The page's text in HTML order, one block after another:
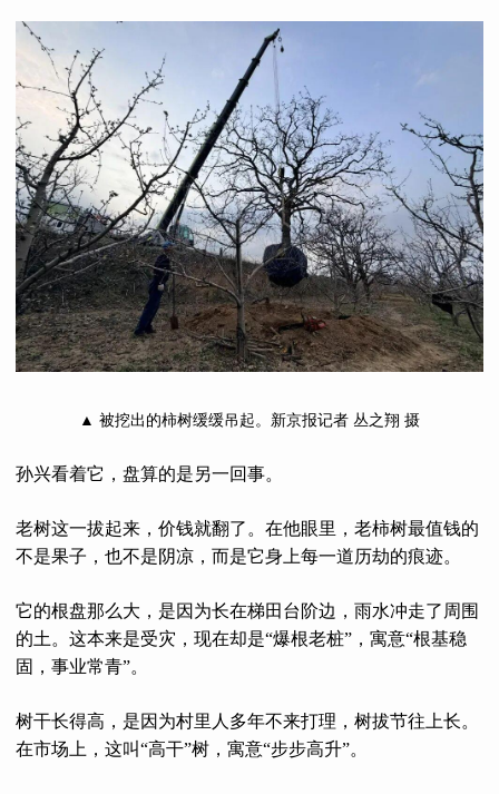
▲ 被挖出的柿树缓缓吊起。新京报记者 丛之翔 摄
孙兴看着它，盘算的是另一回事。
老树这一拔起来，价钱就翻了。在他眼里，老柿树最值钱的
不是果子，也不是阴凉，而是它身上每一道历劫的痕迹。
它的根盘那么大，是因为长在梯田台阶边，雨水冲走了周围
的土。这本来是受灾，现在却是“爆根老桩”，寓意“根基稳
固，事业常青”。
树干长得高，是因为村里人多年不来打理，树拔节往上长。
在市场上，这叫“高干”树，寓意“步步高升”。